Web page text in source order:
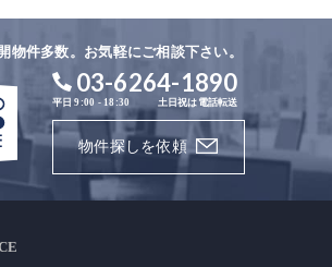
物件多数。お気軽にご相談下さい。
03-6264-1890
平日 9:00 - 18:30 土日祝は電話転送
物件探しを依頼